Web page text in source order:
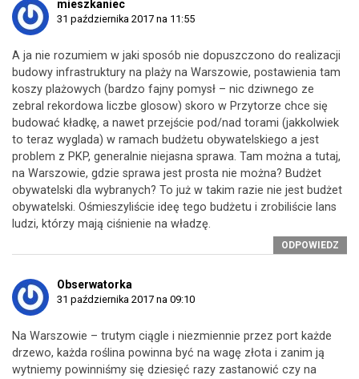
mieszkaniec
31 października 2017 na 11:55
A ja nie rozumiem w jaki sposób nie dopuszczono do realizacji
budowy infrastruktury na plaży na Warszowie, postawienia tam
koszy plażowych (bardzo fajny pomysł – nic dziwnego ze
zebral rekordowa liczbe glosow) skoro w Przytorze chce się
budować kładkę, a nawet przejście pod/nad torami (jakkolwiek
to teraz wyglada) w ramach budżetu obywatelskiego a jest
problem z PKP, generalnie niejasna sprawa. Tam można a tutaj,
na Warszowie, gdzie sprawa jest prosta nie można? Budżet
obywatelski dla wybranych? To już w takim razie nie jest budżet
obywatelski. Ośmieszyliście ideę tego budżetu i zrobiliście lans
ludzi, którzy mają ciśnienie na władzę.
ODPOWIEDZ
Obserwatorka
31 października 2017 na 09:10
Na Warszowie – trutym ciągle i niezmiennie przez port każde
drzewo, każda roślina powinna być na wagę złota i zanim ją
wytniemy powinniśmy się dziesięć razy zastanowić czy na